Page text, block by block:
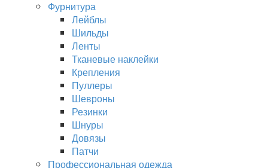
Фурнитура
Лейблы
Шильды
Ленты
Тканевые наклейки
Крепления
Пуллеры
Шевроны
Резинки
Шнуры
Довязы
Патчи
Профессиональная одежда